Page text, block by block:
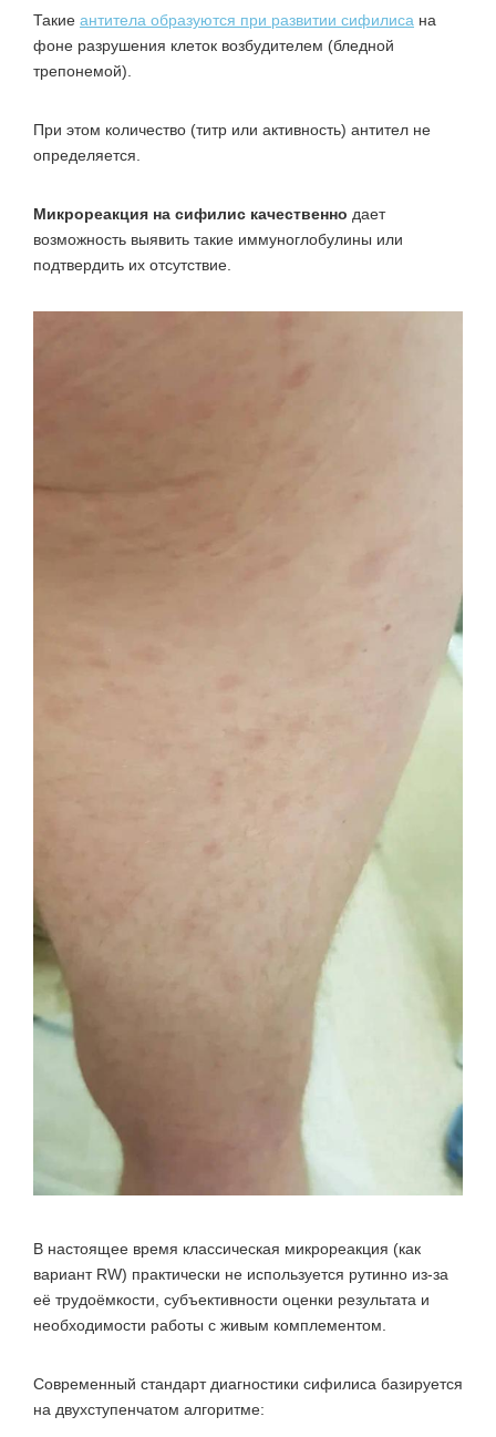
Такие антитела образуются при развитии сифилиса на
фоне разрушения клеток возбудителем (бледной
трепонемой).
При этом количество (титр или активность) антител не
определяется.
Микрореакция на сифилис качественно дает
возможность выявить такие иммуноглобулины или
подтвердить их отсутствие.
В настоящее время классическая микрореакция (как
вариант RW) практически не используется рутинно из‑за
её трудоёмкости, субъективности оценки результата и
необходимости работы с живым комплементом.
Современный стандарт диагностики сифилиса базируется
на двухступенчатом алгоритме: